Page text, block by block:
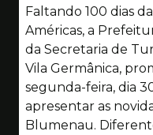
Faltando 100 dias
Américas, a
da Secretaria de
Vila Germânica,
segunda-feira, dia
apresentar as
Blumenau.